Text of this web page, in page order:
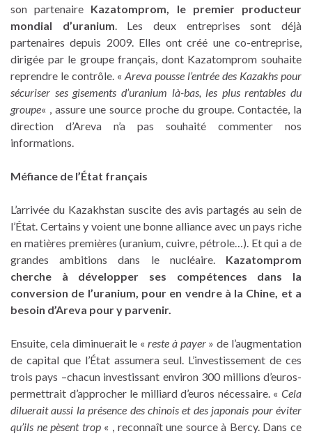
son partenaire Kazatomprom, le premier producteur
mondial d’uranium. Les deux entreprises sont déjà
partenaires depuis 2009. Elles ont créé une co-entreprise,
dirigée par le groupe français, dont Kazatomprom souhaite
reprendre le contrôle. « Areva pousse l’entrée des Kazakhs pour
sécuriser ses gisements d’uranium là-bas, les plus rentables du
groupe« , assure une source proche du groupe. Contactée, la
direction d’Areva n’a pas souhaité commenter nos
informations.
Méfiance de l’État français
L’arrivée du Kazakhstan suscite des avis partagés au sein de
l’État. Certains y voient une bonne alliance avec un pays riche
en matières premières (uranium, cuivre, pétrole…). Et qui a de
grandes ambitions dans le nucléaire. Kazatomprom
cherche à développer ses compétences dans la
conversion de l’uranium, pour en vendre à la Chine, et a
besoin d’Areva pour y parvenir.
Ensuite, cela diminuerait le « reste à payer» de l’augmentation
de capital que l’État assumera seul. L’investissement de ces
trois pays –chacun investissant environ 300 millions d’euros-
permettrait d’approcher le milliard d’euros nécessaire. « Cela
diluerait aussi la présence des chinois et des japonais pour éviter
qu’ils ne pèsent trop« , reconnaît une source à Bercy. Dans ce